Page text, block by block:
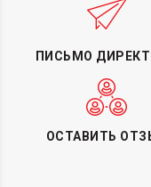
ПИСЬМО
ОСТАВИТЬ